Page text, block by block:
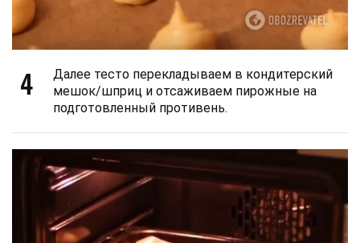
4
Далее тесто перекладываем в кондитерский
мешок/шприц и отсаживаем пирожные на
подготовленный противень.